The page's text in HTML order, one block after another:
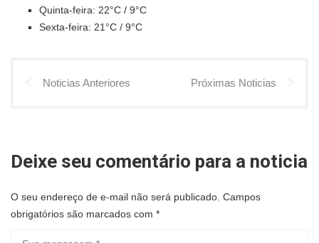
Quinta-feira: 22°C / 9°C
Sexta-feira: 21°C / 9°C
Noticias Anteriores Próximas Noticias
Deixe seu comentário para a noticia
O seu endereço de e-mail não será publicado. Campos
obrigatórios são marcados com *